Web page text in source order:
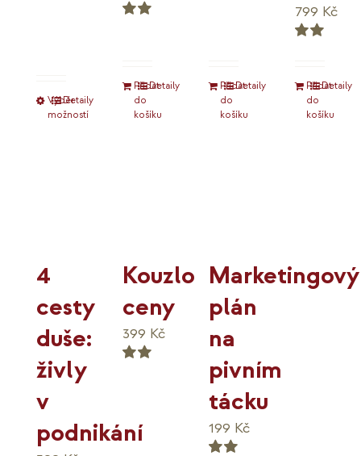
Výběr
možností
Tento
stránce
produktu
Detaily
Přidat
do
košíku
Detaily
Přidat
do
košíku
Detaily
z 5
Původní
cena
799 Kč
Přidat
do
košíku
Detaily
4
cesty
duše:
živly
v
podnikání
Kouzlo
ceny
399 Kč
Marketingový
plán
na
pivním
tácku
199 Kč